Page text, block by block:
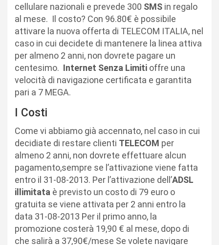
cellulare nazionali e prevede 300 SMS in regalo
al mese. Il costo? Con 96.80€ è possibile
attivare la nuova offerta di TELECOM ITALIA, nel
caso in cui decidete di mantenere la linea attiva
per almeno 2 anni, non dovrete pagare un
centesimo. Internet Senza Limiti offre una
velocità di navigazione certificata e garantita
pari a 7 MEGA.
I Costi
Come vi abbiamo già accennato, nel caso in cui
decidiate di restare clienti TELECOM per
almeno 2 anni, non dovrete effettuare alcun
pagamento,sempre se l’attivazione viene fatta
entro il 31-08-2013. Per l’attivazione dell’ADSL
illimitata è previsto un costo di 79 euro o
gratuita se viene attivata per 2 anni entro la
data 31-08-2013 Per il primo anno, la
promozione costerà 19,90 € al mese, dopo di
che salirà a 37,90€/mese Se volete navigare